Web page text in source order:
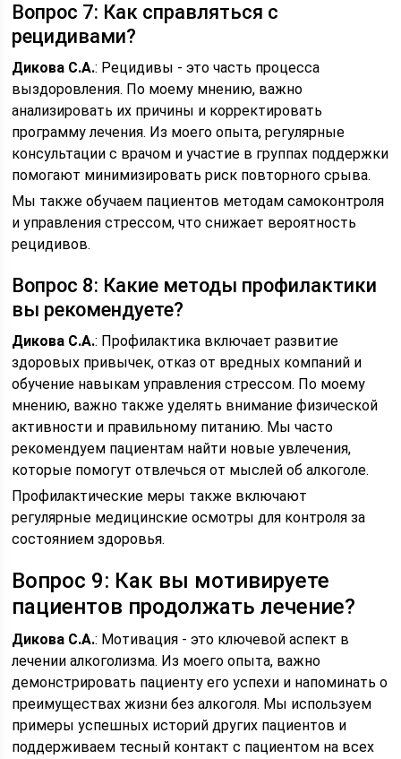
Вопрос 7: Как справляться с
рецидивами?
Дикова С.А.: Рецидивы - это часть процесса
выздоровления. По моему мнению, важно
анализировать их причины и корректировать
программу лечения. Из моего опыта, регулярные
консультации с врачом и участие в группах поддержки
помогают минимизировать риск повторного срыва.
Мы также обучаем пациентов методам самоконтроля
и управления стрессом, что снижает вероятность
рецидивов.
Вопрос 8: Какие методы профилактики
вы рекомендуете?
Дикова С.А.: Профилактика включает развитие
здоровых привычек, отказ от вредных компаний и
обучение навыкам управления стрессом. По моему
мнению, важно также уделять внимание физической
активности и правильному питанию. Мы часто
рекомендуем пациентам найти новые увлечения,
которые помогут отвлечься от мыслей об алкоголе.
Профилактические меры также включают
регулярные медицинские осмотры для контроля за
состоянием здоровья.
Вопрос 9: Как вы мотивируете
пациентов продолжать лечение?
Дикова С.А.: Мотивация - это ключевой аспект в
лечении алкоголизма. Из моего опыта, важно
демонстрировать пациенту его успехи и напоминать о
преимуществах жизни без алкоголя. Мы используем
примеры успешных историй других пациентов и
поддерживаем тесный контакт с пациентом на всех